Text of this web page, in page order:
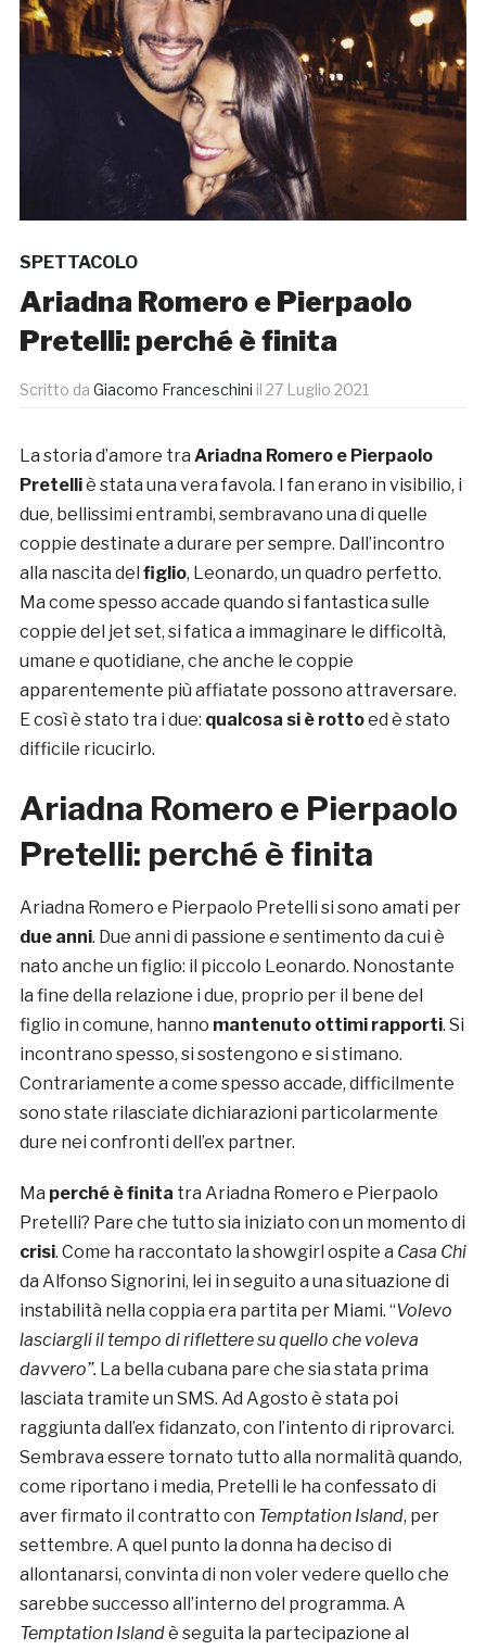
SPETTACOLO
Ariadna Romero e Pierpaolo
Pretelli: perché è finita
Scritto da Giacomo Franceschini il 27 Luglio 2021
La storia d’amore tra Ariadna Romero e Pierpaolo
Pretelliè stata una vera favola. I fan erano in visibilio, i
due, bellissimi entrambi, sembravano una di quelle
coppie destinate a durare per sempre. Dall’incontro
alla nascita del figlio, Leonardo, un quadro perfetto.
Ma come spesso accade quando si fantastica sulle
coppie del jet set, si fatica a immaginare le difficoltà,
umane e quotidiane, che anche le coppie
apparentemente più affiatate possono attraversare.
E così è stato tra i due: qualcosa si è rottoed è stato
difficile ricucirlo.
Ariadna Romero e Pierpaolo
Pretelli: perché è finita
Ariadna Romero e Pierpaolo Pretelli si sono amati per
due anni. Due anni di passione e sentimento da cui è
nato anche un figlio: il piccolo Leonardo. Nonostante
la fine della relazione i due, proprio per il bene del
figlio in comune, hanno mantenuto ottimi rapporti. Si
incontrano spesso, si sostengono e si stimano.
Contrariamente a come spesso accade, difficilmente
sono state rilasciate dichiarazioni particolarmente
dure nei confronti dell’ex partner.
Ma perché è finita tra Ariadna Romero e Pierpaolo
Pretelli? Pare che tutto sia iniziato con un momento di
crisi. Come ha raccontato la showgirl ospite a Casa Chi
da Alfonso Signorini, lei in seguito a una situazione di
instabilità nella coppia era partita per Miami. “Volevo
lasciargli il tempo di riflettere su quello che voleva
davvero”. La bella cubana pare che sia stata prima
lasciata tramite un SMS. Ad Agosto è stata poi
raggiunta dall’ex fidanzato, con l’intento di riprovarci.
Sembrava essere tornato tutto alla normalità quando,
come riportano i media, Pretelli le ha confessato di
aver firmato il contratto con Temptation Island, per
settembre. A quel punto la donna ha deciso di
allontanarsi, convinta di non voler vedere quello che
sarebbe successo all’interno del programma. A
Temptation Islandè seguita la partecipazione al